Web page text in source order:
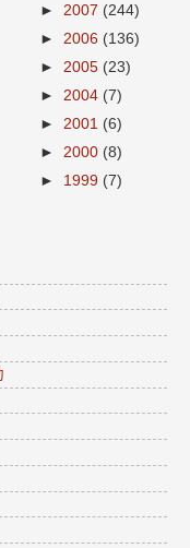
► 2007 (244)
► 2006 (136)
► 2005 (23)
► 2004 (7)
► 2001 (6)
► 2000 (8)
► 1999 (7)